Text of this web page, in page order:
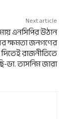
Next article
এনসিপির উঠান
ক্ষমতা জনগণের
রাজনীতিতে
ডা. তাসনিম জারা